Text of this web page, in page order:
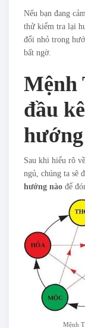
Nếu bạn đang
thử kiểm tra lại
đổi nhỏ trong
bất ngờ.
Mệnh
đầu
Sau khi hiểu rõ
ngủ, chúng ta sẽ
hướng nào để
Mệnh